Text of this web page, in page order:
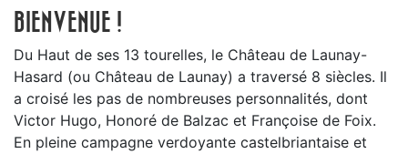
BIENVENUE !
Du Haut de ses 13 tourelles, le Château de Launay-
Hasard (ou Château de Launay) a traversé 8 siècles. Il
a croisé les pas de nombreuses personnalités, dont
Victor Hugo, Honoré de Balzac et Françoise de Foix.
En pleine campagne verdoyante castelbriantaise et